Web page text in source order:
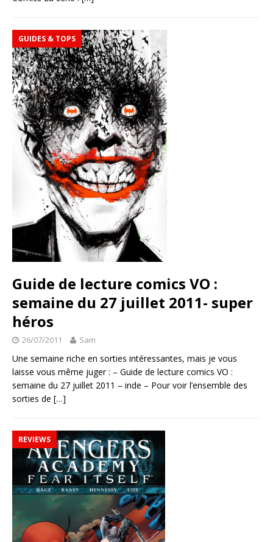
GUIDES & TOPS
Guide de lecture comics VO :
semaine du 27 juillet 2011- super
héros
26/07/2011 Sam
Une semaine riche en sorties intéressantes, mais je vous
laisse vous même juger : – Guide de lecture comics VO :
semaine du 27 juillet 2011 – inde – Pour voir l’ensemble des
sorties de […]
REVIEWS